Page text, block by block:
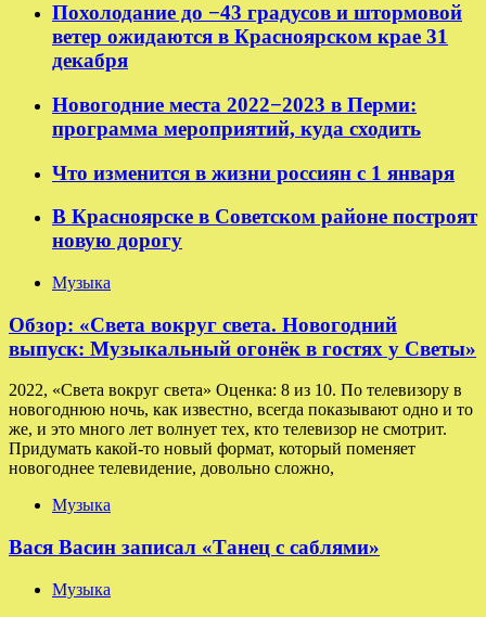
Похолодание до −43 градусов и штормовой
ветер ожидаются в Красноярском крае 31
декабря
Новогодние места 2022−2023 в Перми:
программа мероприятий, куда сходить
Что изменится в жизни россиян с 1 января
В Красноярске в Советском районе построят
новую дорогу
Музыка
Обзор: «Света вокруг света. Новогодний
выпуск: Музыкальный огонёк в гостях у Светы»
2022, «Света вокруг света» Оценка: 8 из 10. По телевизору в
новогоднюю ночь, как известно, всегда показывают одно и то
же, и это много лет волнует тех, кто телевизор не смотрит.
Придумать какой-то новый формат, который поменяет
новогоднее телевидение, довольно сложно,
Музыка
Вася Васин записал «Танец с саблями»
Музыка